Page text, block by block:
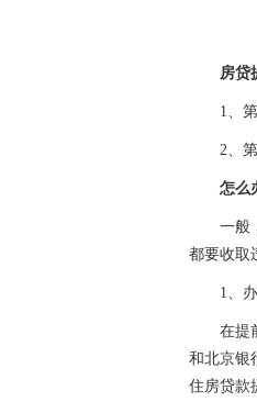
房贷
1、
2、
怎么
一般
都要收取
1、
在提
和北京银
住房贷款